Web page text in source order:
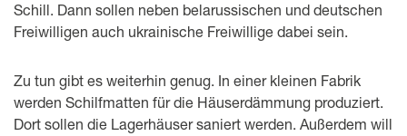
Schill. Dann sollen neben belarussischen und deutschen
Freiwilligen auch ukrainische Freiwillige dabei sein.
Zu tun gibt es weiterhin genug. In einer kleinen Fabrik
werden Schilfmatten für die Häuserdämmung produziert.
Dort sollen die Lagerhäuser saniert werden. Außerdem will